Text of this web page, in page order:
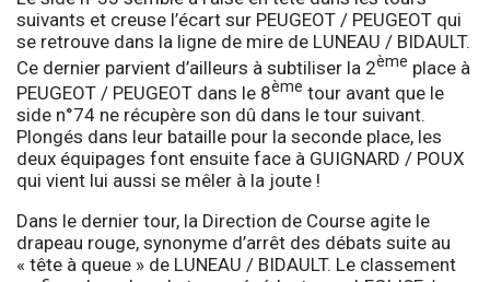
suivants et creuse l’écart sur PEUGEOT / PEUGEOT qui
se retrouve dans la ligne de mire de LUNEAU / BIDAULT.
Ce dernier parvient d’ailleurs à subtiliser la 2ème place à
PEUGEOT / PEUGEOT dans le 8ème tour avant que le
side n°74 ne récupère son dû dans le tour suivant.
Plongés dans leur bataille pour la seconde place, les
deux équipages font ensuite face à GUIGNARD / POUX
qui vient lui aussi se mêler à la joute !
Dans le dernier tour, la Direction de Course agite le
drapeau rouge, synonyme d’arrêt des débats suite au
« tête à queue » de LUNEAU / BIDAULT. Le classement